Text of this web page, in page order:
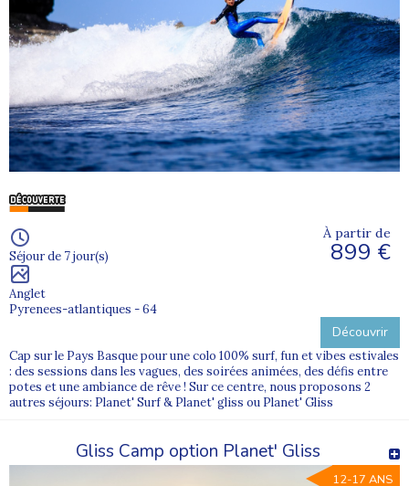
Séjour de 7 jour(s)
Anglet
Pyrenees-atlantiques - 64
À partir de
899 €
Découvrir
Cap sur le Pays Basque pour une colo 100% surf, fun et vibes estivales
: des sessions dans les vagues, des soirées animées, des défis entre
potes et une ambiance de rêve ! Sur ce centre, nous proposons 2
autres séjours: Planet' Surf & Planet' gliss ou Planet' Gliss
Gliss Camp option Planet' Gliss
12-17 ANS